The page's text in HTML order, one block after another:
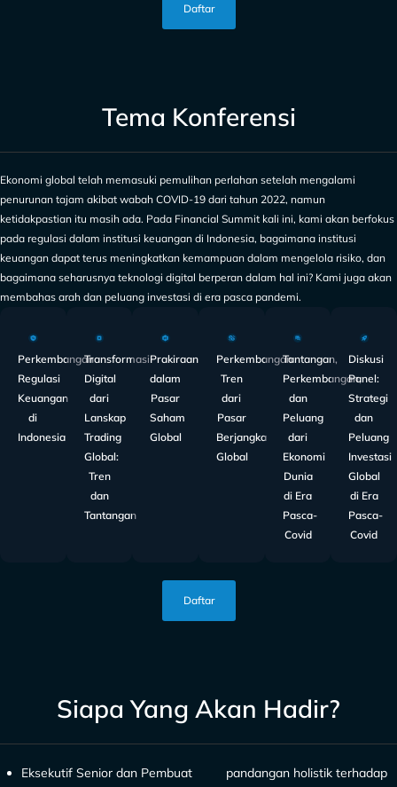
Daftar
Tema Konferensi
Ekonomi global telah memasuki pemulihan perlahan setelah mengalami
penurunan tajam akibat wabah COVID-19 dari tahun 2022, namun
ketidakpastian itu masih ada. Pada Financial Summit kali ini, kami akan berfokus
pada regulasi dalam institusi keuangan di Indonesia, bagaimana institusi
keuangan dapat terus meningkatkan kemampuan dalam mengelola risiko, dan
bagaimana seharusnya teknologi digital berperan dalam hal ini? Kami juga akan
membahas arah dan peluang investasi di era pasca pandemi.
Perkembangan
Regulasi
Keuangan
di
Indonesia
Transformasi
Digital
dari
Lanskap
Trading
Global:
Tren
dan
Tantangan
Prakiraan
dalam
Pasar
Saham
Global
Perkembangan
Tren
dari
Pasar
Berjangka
Global
Tantangan,
Perkembangan,
dan
Peluang
dari
Ekonomi
Dunia
di Era
Pasca-
Covid
Diskusi
Panel:
Strategi
dan
Peluang
Investasi
Global
di Era
Pasca-
Covid
Daftar
Siapa Yang Akan Hadir?
Eksekutif Senior dan Pembuat
pandangan holistik terhadap